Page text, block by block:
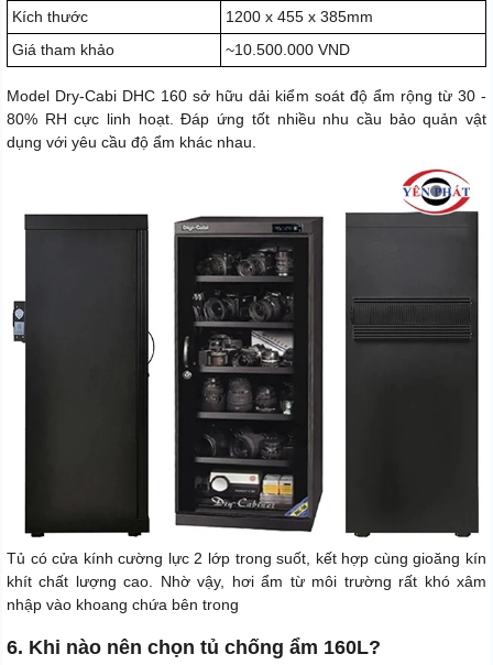
Kích thước
1200 x 455 x 385mm
Giá tham khảo
~10.500.000 VND
Model Dry-Cabi DHC 160 sở hữu dải kiểm soát độ ẩm rộng từ 30 -
80% RH cực linh hoạt. Đáp ứng tốt nhiều nhu cầu bảo quản vật
dụng với yêu cầu độ ẩm khác nhau.
Tủ có cửa kính cường lực 2 lớp trong suốt, kết hợp cùng gioăng kín
khít chất lượng cao. Nhờ vậy, hơi ẩm từ môi trường rất khó xâm
nhập vào khoang chứa bên trong
6. Khi nào nên chọn tủ chống ẩm 160L?